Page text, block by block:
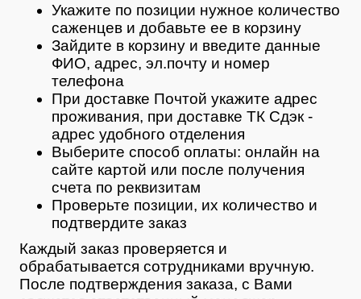
Укажите по позиции нужное количество
саженцев и добавьте ее в корзину
Зайдите в корзину и введите данные
ФИО, адрес, эл.почту и номер
телефона
При доставке Почтой укажите адрес
проживания, при доставке ТК Сдэк -
адрес удобного отделения
Выберите способ оплаты: онлайн на
сайте картой или после получения
счета по реквизитам
Проверьте позиции, их количество и
подтвердите заказ
Каждый заказ проверяется и
обрабатывается сотрудниками вручную.
После подтверждения заказа, с Вами